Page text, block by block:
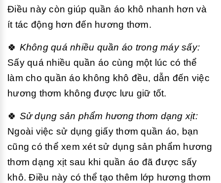
Điều này còn giúp quần áo khô nhanh hơn và
ít tác động hơn đến hương thơm.
🍀 Không quá nhiều quần áo trong máy sấy:
Sấy quá nhiều quần áo cùng một lúc có thể
làm cho quần áo không khô đều, dẫn đến việc
hương thơm không được lưu giữ tốt.
🍀 Sử dụng sản phẩm hương thơm dạng xịt:
Ngoài việc sử dụng giấy thơm quần áo, bạn
cũng có thể xem xét sử dụng sản phẩm hương
thơm dạng xịt sau khi quần áo đã được sấy
khô. Điều này có thể tạo thêm lớp hương thơm